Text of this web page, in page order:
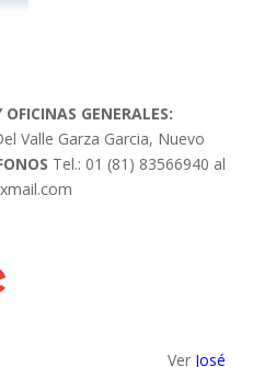
GENERALES:
Valle Garza Garcia, Nuevo
Tel.: 01 (81) 83566940 al
Ver José